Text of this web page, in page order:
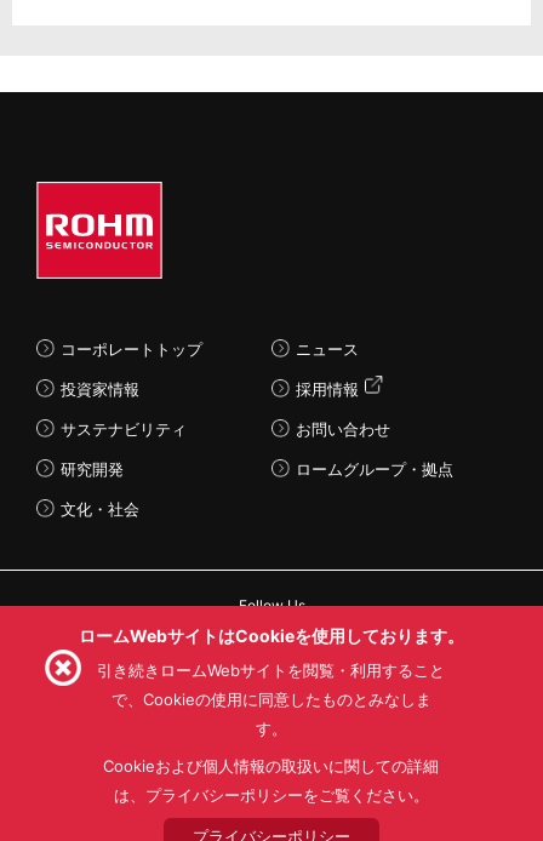
コーポレートトップ
投資家情報
サステナビリティ
研究開発
文化・社会
ニュース
採用情報
お問い合わせ
ロームグループ・拠点
Follow Us
利用目的
プライバシーポリシー
サイトマップ
ローム製品の販売に関する標準契約条件書(PDF)
ロームWebサイトはCookieを使用しております。
引き続きロームWebサイトを閲覧・利用すること
で、Cookieの使用に同意したものとみなしま
す。
Cookieおよび個人情報の取扱いに関しての詳細
は、プライバシーポリシーをご覧ください。
プライバシーポリシー